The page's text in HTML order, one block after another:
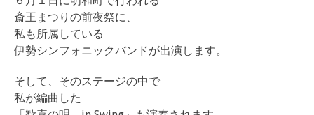
斎王まつりの前夜祭に、
私も所属している
伊勢シンフォニックバンドが出演します。
そして、そのステージの中で
私が編曲した